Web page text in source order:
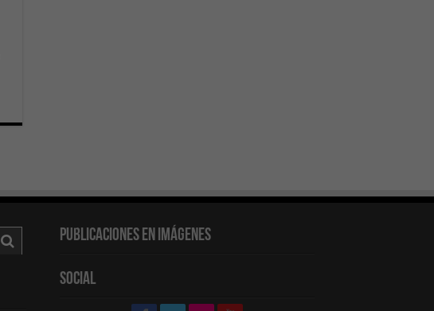
Publicaciones en Imágenes
Social